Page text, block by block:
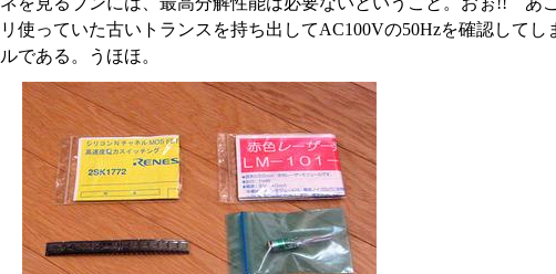
リ使っていた古いトランスを持ち出してAC100Vの50Hzを確認して
ルである。うほほ。